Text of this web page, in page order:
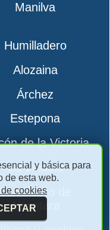
Manilva
Humilladero
Alozaina
Árchez
Estepona
de la Victoria
La Viñuela
Pedro de
Alcantara
y básica para
de esta web.
cookies